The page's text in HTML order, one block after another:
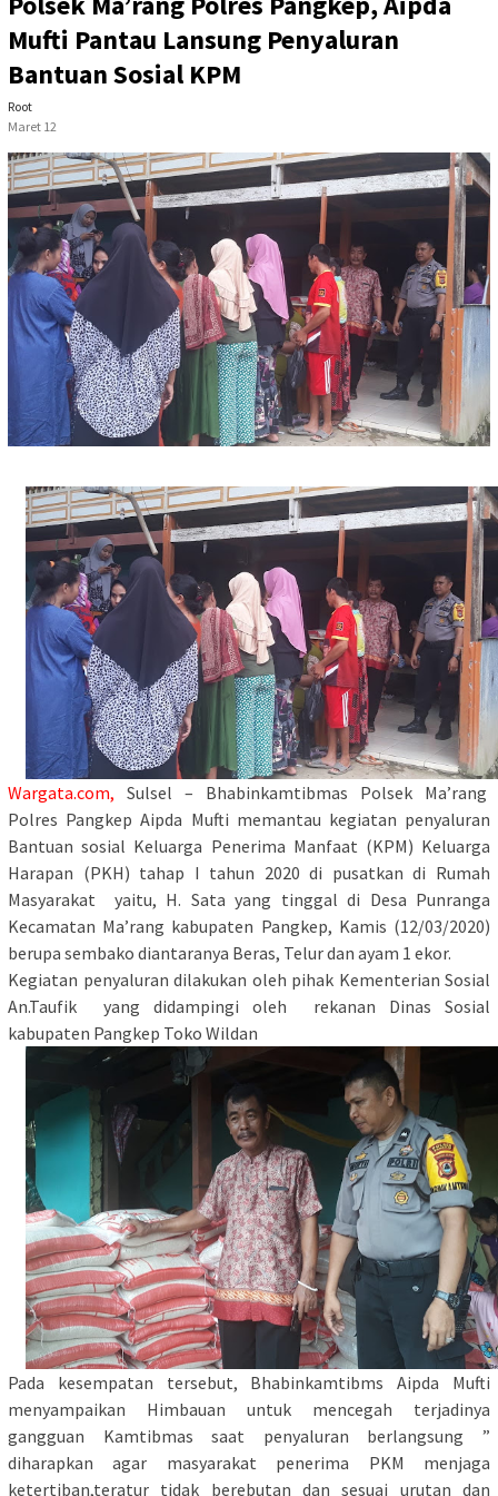
Mufti Pantau Lansung Penyaluran
Bantuan Sosial KPM
Root
Maret 12
Wargata.com, Sulsel – Bhabinkamtibmas Polsek Ma’rang
Polres Pangkep Aipda Mufti memantau kegiatan penyaluran
Bantuan sosial Keluarga Penerima Manfaat (KPM) Keluarga
Harapan (PKH) tahap I tahun 2020 di pusatkan di Rumah
Masyarakat yaitu, H. Sata yang tinggal di Desa Punranga
Kecamatan Ma’rang kabupaten Pangkep, Kamis (12/03/2020)
berupa sembako diantaranya Beras, Telur dan ayam 1 ekor.
Kegiatan penyaluran dilakukan oleh pihak Kementerian Sosial
An.Taufik yang didampingi oleh rekanan Dinas Sosial
kabupaten Pangkep Toko Wildan
Pada kesempatan tersebut, Bhabinkamtibms Aipda Mufti
menyampaikan Himbauan untuk mencegah terjadinya
gangguan Kamtibmas saat penyaluran berlangsung ”
diharapkan agar masyarakat penerima PKM menjaga
ketertiban,teratur tidak berebutan dan sesuai urutan dan